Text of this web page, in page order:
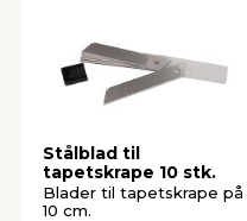
Stålblad til
tapetskrape 10 stk.
Blader til tapetskrape på
10 cm.